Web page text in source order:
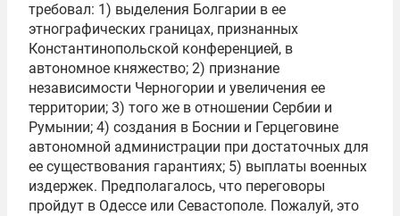
требовал: 1) выделения Болгарии в ее
этнографических границах, признанных
Константинопольской конференцией, в
автономное княжество; 2) признание
независимости Черногории и увеличения ее
территории; 3) того же в отношении Сербии и
Румынии; 4) создания в Боснии и Герцеговине
автономной администрации при достаточных для
ее существования гарантиях; 5) выплаты военных
издержек. Предполагалось, что переговоры
пройдут в Одессе или Севастополе. Пожалуй, это